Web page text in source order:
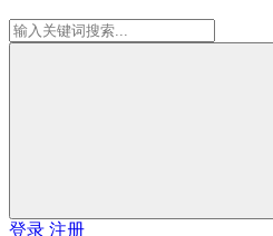
登录 注册